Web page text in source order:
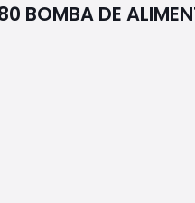
BOMBA DE